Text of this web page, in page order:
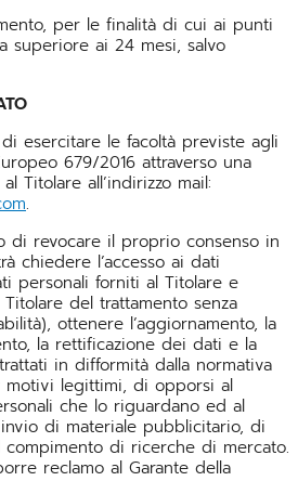
per le finalità di cui ai punti
superiore ai 24 mesi, salvo
esercitare le facoltà previste agli
679/2016 attraverso una
Titolare all’indirizzo mail:
.
di revocare il proprio consenso in
chiedere l’accesso ai dati
personali forniti al Titolare e
del trattamento senza
ottenere l’aggiornamento, la
la rettificazione dei dati e la
in difformità dalla normativa
legittimi, di opporsi al
che lo riguardano ed al
di materiale pubblicitario, di
di ricerche di mercato.
reclamo al Garante della